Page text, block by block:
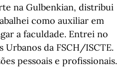
na Gulbenkian, distribui
como auxiliar em
a faculdade. Entrei no
Urbanos da FSCH/ISCTE.
pessoais e profissionais.